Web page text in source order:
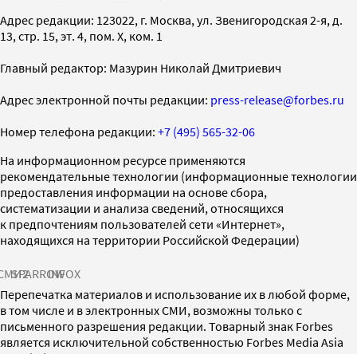
Адрес редакции: 123022, г. Москва, ул. Звенигородская 2-я, д.
13, стр. 15, эт. 4, пом. X, ком. 1
Главный редактор: Мазурин Николай Дмитриевич
Адрес электронной почты редакции: press-release@forbes.ru
Номер телефона редакции: +7 (495) 565-32-06
На информационном ресурсе применяются
рекомендательные технологии (информационные технологии
предоставления информации на основе сбора,
систематизации и анализа сведений, относящихся
к предпочтениям пользователей сети «Интернет»,
находящихся на территории Российской Федерации)
SPARROWINFOX
Перепечатка материалов и использование их в любой форме,
в том числе и в электронных СМИ, возможны только с
письменного разрешения редакции. Товарный знак Forbes
является исключительной собственностью Forbes Media Asia